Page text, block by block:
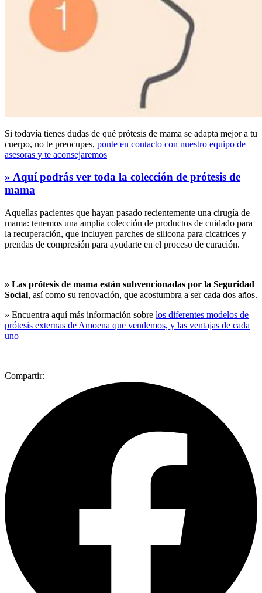
Si todavía tienes dudas de qué prótesis de mama se adapta mejor a tu
cuerpo, no te preocupes, ponte en contacto con nuestro equipo de
asesoras y te aconsejaremos
» Aquí podrás ver toda la colección de prótesis de
mama
Aquellas pacientes que hayan pasado recientemente una cirugía de
mama: tenemos una amplia colección de productos de cuidado para
la recuperación, que incluyen parches de silicona para cicatrices y
prendas de compresión para ayudarte en el proceso de curación.
» Las prótesis de mama están subvencionadas por la Seguridad
Social, así como su renovación, que acostumbra a ser cada dos años.
» Encuentra aquí más información sobre los diferentes modelos de
prótesis externas de Amoena que vendemos, y las ventajas de cada
uno
Compartir: